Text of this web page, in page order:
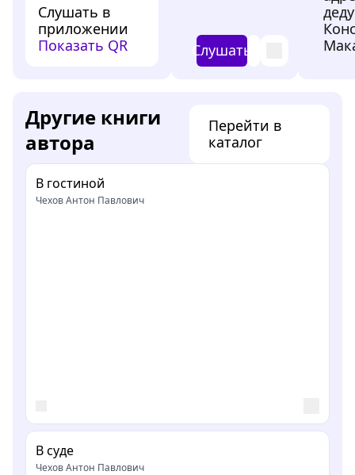
Слушать в
приложении
Показать QR
Слушать
Другие книги
автора
Перейти в
каталог
В гостиной
Чехов Антон Павлович
В суде
Чехов Антон Павлович